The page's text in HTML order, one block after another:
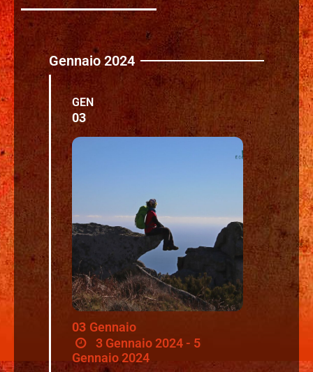
Gennaio 2024
GEN
03
03 Gennaio
3 Gennaio 2024 - 5
Gennaio 2024